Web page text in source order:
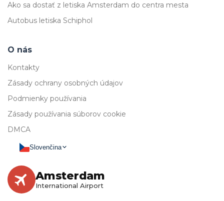
Ako sa dostať z letiska Amsterdam do centra mesta
Autobus letiska Schiphol
O nás
Kontakty
Zásady ochrany osobných údajov
Podmienky používania
Zásady používania súborov cookie
DMCA
Slovenčina
Amsterdam
International Airport